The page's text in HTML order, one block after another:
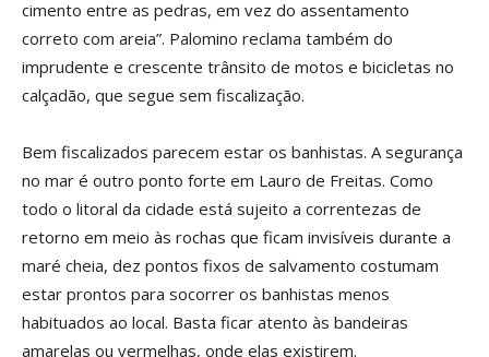
cimento entre as pedras, em vez do assentamento
correto com areia”. Palomino reclama também do
imprudente e crescente trânsito de motos e bicicletas no
calçadão, que segue sem fiscalização.
Bem fiscalizados parecem estar os banhistas. A segurança
no mar é outro ponto forte em Lauro de Freitas. Como
todo o litoral da cidade está sujeito a correntezas de
retorno em meio às rochas que ficam invisíveis durante a
maré cheia, dez pontos fixos de salvamento costumam
estar prontos para socorrer os banhistas menos
habituados ao local. Basta ficar atento às bandeiras
amarelas ou vermelhas, onde elas existirem.